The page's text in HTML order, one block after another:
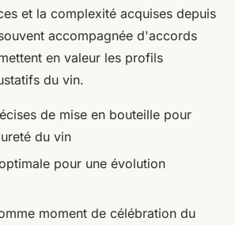
et la complexité acquises depuis
accompagnée d'accords
en valeur les profils
du vin.
de mise en bouteille pour
du vin
pour une évolution
moment de célébration du